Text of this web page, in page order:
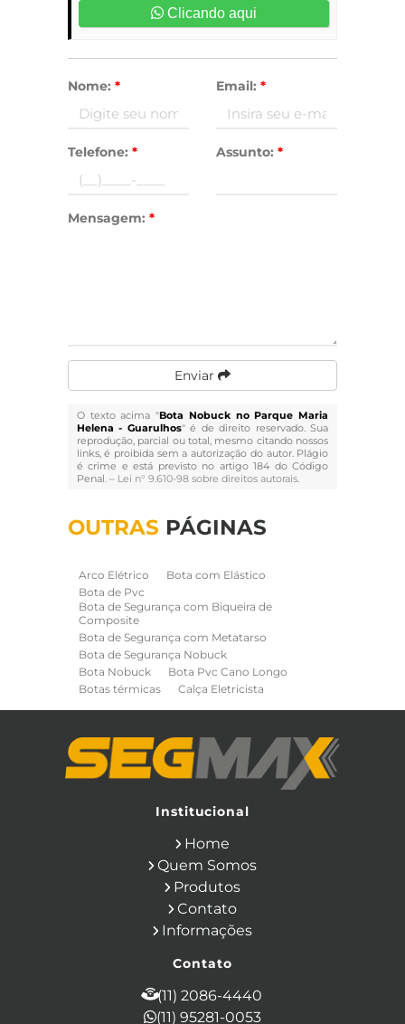
Clicando aqui
Nome: * Email: *
Telefone: * Assunto: *
Mensagem: *
Enviar
O texto acima "Bota Nobuck no Parque Maria
Helena - Guarulhos" é de direito reservado. Sua
reprodução, parcial ou total, mesmo citando nossos
links, é proibida sem a autorização do autor. Plágio
é crime e está previsto no artigo 184 do Código
Penal. – Lei n° 9.610-98 sobre direitos autorais.
OUTRAS PÁGINAS
Arco Elétrico
Bota com Elástico
Bota de Pvc
Bota de Segurança com Biqueira de
Composite
Bota de Segurança com Metatarso
Bota de Segurança Nobuck
Bota Nobuck
Bota Pvc Cano Longo
Botas térmicas
Calça Eletricista
Capa de Chuva
Cinto de Segurança para Eletricista
Cinto de Seguranca Paraquedista
Cone de Sinalização
Equipamentos de Construcao Civil
Ferramentas Eletricas
Ferramentas Isoladas
Ferramentas Manuais para Construção
Filtro para Respirador
Japona Térmica para Câmara Fria
Luva de Cobertura
Luva Isolante
Luvas para Produtos Químicos
Macacão Contra Agentes Químicos
Institucional
Home
Quem Somos
Produtos
Contato
Informações
Contato
(11) 2086-4440
(11) 95281-0053